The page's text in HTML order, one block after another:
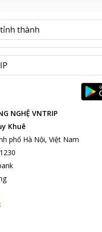
NGHỆ VNTRIP
Khuê
phố Hà Nội, Việt Nam